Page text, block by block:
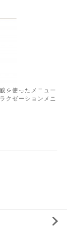
を使ったメニュー
クゼーションメニ